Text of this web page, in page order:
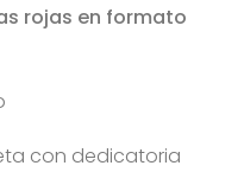
rojas en formato
con dedicatoria